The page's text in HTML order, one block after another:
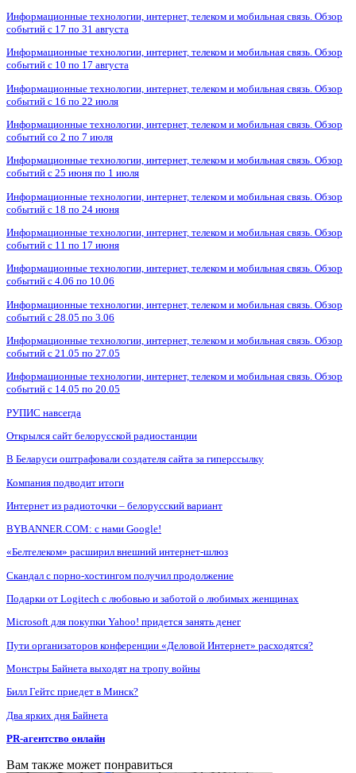
Информационные технологии, интернет, телеком и мобильная связь. Обзор
событий с 17 по 31 августа
Информационные технологии, интернет, телеком и мобильная связь. Обзор
событий с 10 по 17 августа
Информационные технологии, интернет, телеком и мобильная связь. Обзор
событий с 16 по 22 июля
Информационные технологии, интернет, телеком и мобильная связь. Обзор
событий со 2 по 7 июля
Информационные технологии, интернет, телеком и мобильная связь. Обзор
событий с 25 июня по 1 июля
Информационные технологии, интернет, телеком и мобильная связь. Обзор
событий с 18 по 24 июня
Информационные технологии, интернет, телеком и мобильная связь. Обзор
событий с 11 по 17 июня
Информационные технологии, интернет, телеком и мобильная связь. Обзор
событий с 4.06 по 10.06
Информационные технологии, интернет, телеком и мобильная связь. Обзор
событий с 28.05 по 3.06
Информационные технологии, интернет, телеком и мобильная связь. Обзор
событий с 21.05 по 27.05
Информационные технологии, интернет, телеком и мобильная связь. Обзор
событий с 14.05 по 20.05
РУПИС навсегда
Открылся сайт белорусской радиостанции
В Беларуси оштрафовали создателя сайта за гиперссылку
Компания подводит итоги
Интернет из радиоточки – белорусский вариант
BYBANNER.COM: c нами Google!
«Белтелеком» расширил внешний интернет-шлюз
Скандал с порно-хостингом получил продолжение
Подарки от Logitech с любовью и заботой о любимых женщинах
Microsoft для покупки Yahoo! придется занять денег
Пути организаторов конференции «Деловой Интернет» расходятся?
Монстры Байнета выходят на тропу войны
Билл Гейтс приедет в Минск?
Два ярких дня Байнета
PR-агентство онлайн
Вам также может понравиться